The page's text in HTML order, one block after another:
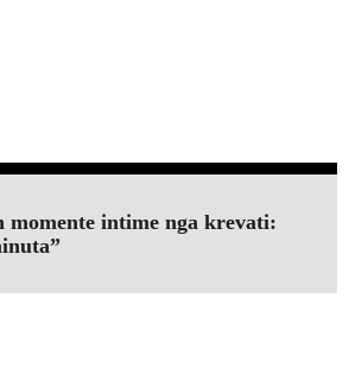
momente intime nga krevati: